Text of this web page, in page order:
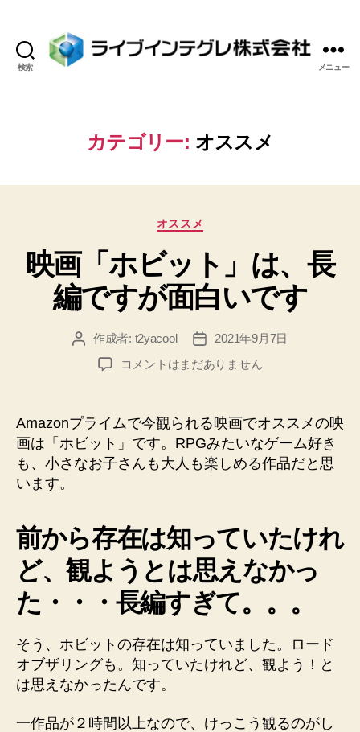
検索
イ
ン
グ
株
会
社
メニュー
カテゴリー: オススメ
カ
ゴ
リ
ー
オススメ
映画「ホビット」は、長
編ですが面白いです
投 作成者: t2yacool
投
稿
日
2021年9月7日
映
ビ
ト」
は、
で
す
が
面
白
い
す
へ
の
コメントはまだありません
Amazonプライムで今観られる映画でオススメの映
画は「ホビット」です。RPGみたいなゲーム好き
も、小さなお子さんも大人も楽しめる作品だと思
います。
前から存在は知っていたけれ
ど、観ようとは思えなかっ
た・・・長編すぎて。。。
そう、ホビットの存在は知っていました。ロード
オブザリングも。知っていたけれど、観よう！と
は思えなかったんです。
一作品が２時間以上なので、けっこう観るのがし